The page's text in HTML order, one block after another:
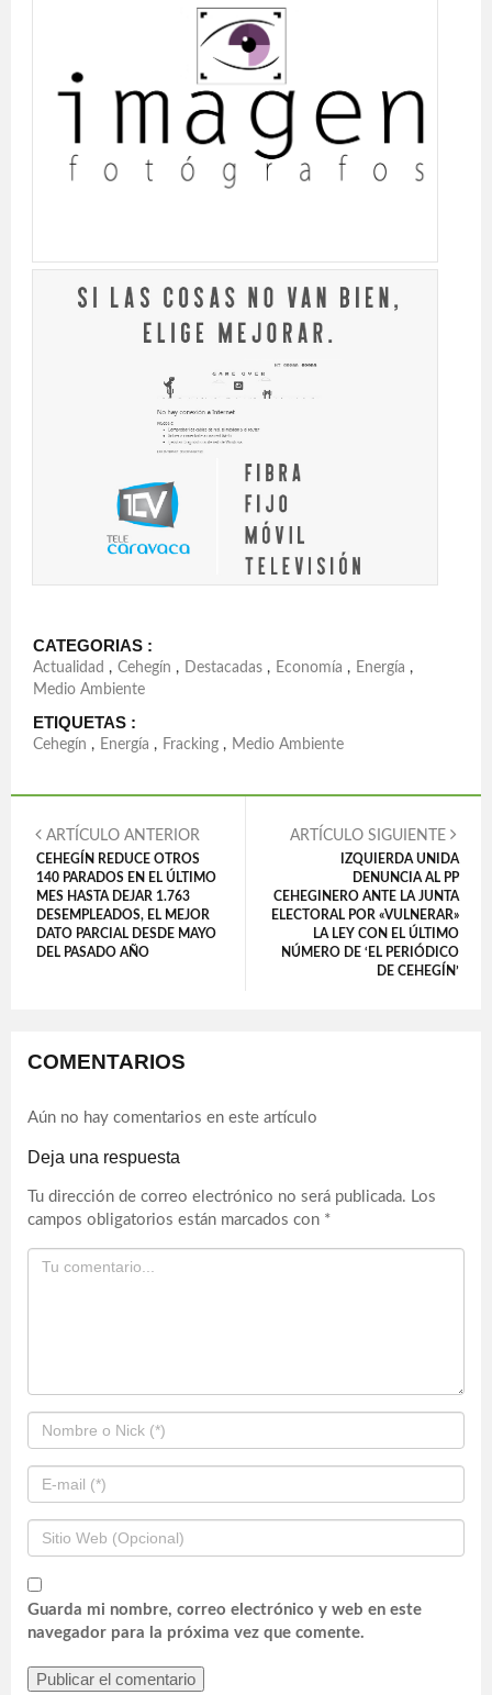
CATEGORIAS :
Actualidad , Cehegín , Destacadas , Economía , Energía ,
Medio Ambiente
ETIQUETAS :
Cehegín , Energía , Fracking , Medio Ambiente
ARTÍCULO ANTERIOR
CEHEGÍN REDUCE OTROS
140 PARADOS EN EL ÚLTIMO
MES HASTA DEJAR 1.763
DESEMPLEADOS, EL MEJOR
DATO PARCIAL DESDE MAYO
DEL PASADO AÑO
ARTÍCULO SIGUIENTE
IZQUIERDA UNIDA
DENUNCIA AL PP
CEHEGINERO ANTE LA JUNTA
ELECTORAL POR «VULNERAR»
LA LEY CON EL ÚLTIMO
NÚMERO DE ‘EL PERIÓDICO
DE CEHEGÍN’
COMENTARIOS
Aún no hay comentarios en este artículo
Deja una respuesta
Tu dirección de correo electrónico no será publicada. Los
campos obligatorios están marcados con *
Guarda mi nombre, correo electrónico y web en este
navegador para la próxima vez que comente.